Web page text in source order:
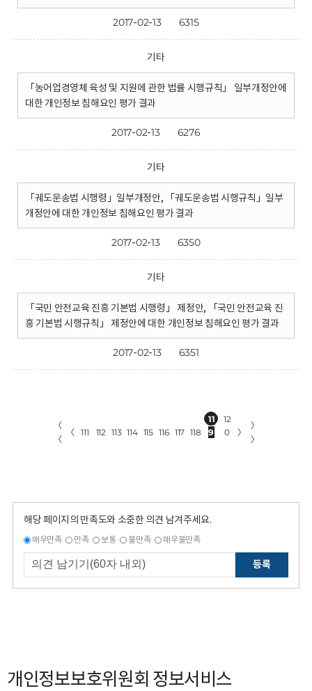
2017-02-13 6315
기타
「농어업경영체 육성 및 지원에 관한 법률 시행규칙」 일부개정안에
대한 개인정보 침해요인 평가 결과
2017-02-13 6276
기타
「궤도운송법 시행령」일부개정안, 「궤도운송법 시행규칙」일부
개정안에 대한 개인정보 침해요인 평가 결과
2017-02-13 6350
기타
「국민 안전교육 진흥 기본법 시행령」 제정안, 「국민 안전교육 진
흥 기본법 시행규칙」 제정안에 대한 개인정보 침해요인 평가 결과
2017-02-13 6351
〈
〈
〈 111 112 113 114 115 116 117 118
11
9
12
0
〉
〉
〉
해당 페이지의 만족도와 소중한 의견 남겨주세요.
매우만족 만족 보통 불만족 매우불만족
등록
개인정보보호위원회 정보서비스